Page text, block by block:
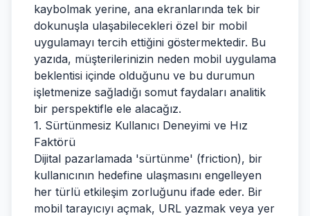
kaybolmak yerine, ana ekranlarında tek bir
dokunuşla ulaşabilecekleri özel bir mobil
uygulamayı tercih ettiğini göstermektedir. Bu
yazıda, müşterilerinizin neden mobil uygulama
beklentisi içinde olduğunu ve bu durumun
işletmenize sağladığı somut faydaları analitik
bir perspektifle ele alacağız.
1. Sürtünmesiz Kullanıcı Deneyimi ve Hız
Faktörü
Dijital pazarlamada 'sürtünme' (friction), bir
kullanıcının hedefine ulaşmasını engelleyen
her türlü etkileşim zorluğunu ifade eder. Bir
mobil tarayıcıyı açmak, URL yazmak veya yer